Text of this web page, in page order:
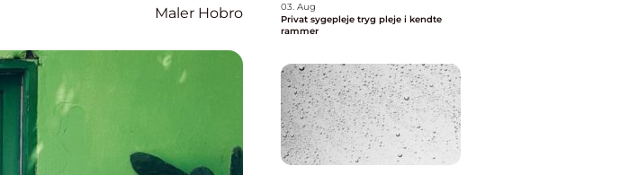
Maler Hobro
03. Aug
Privat sygepleje tryg pleje i kendte
rammer